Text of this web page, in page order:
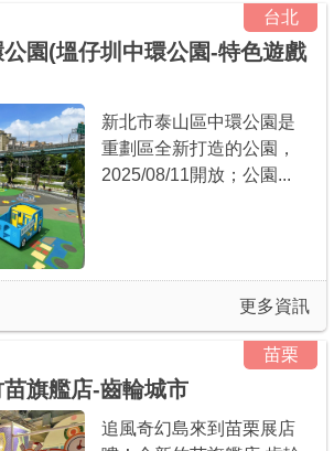
台北
園(塭仔圳中環公園-特色遊戲
新北市泰山區中環公園是
重劃區全新打造的公園，
2025/08/11開放；公園...
更多資訊
苗栗
旗艦店-齒輪城市
追風奇幻島來到苗栗展店